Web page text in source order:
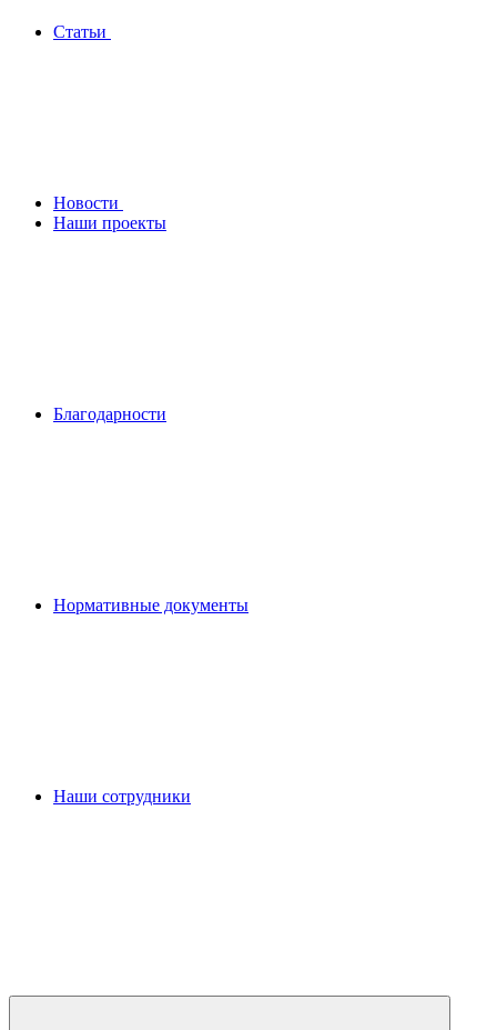
Статьи
Новости
Наши проекты
Благодарности
Нормативные документы
Наши сотрудники